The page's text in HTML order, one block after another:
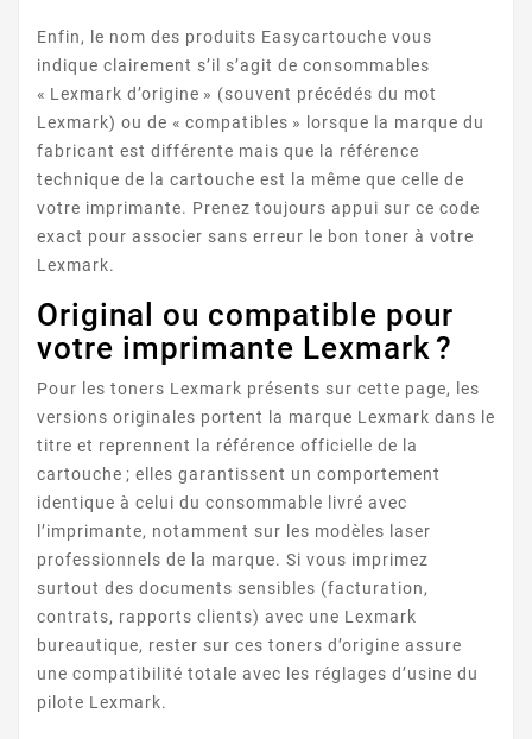
IMPACT
Enfin, le nom des produits Easycartouche vous
indique clairement s’il s’agit de consommables
« Lexmark d’origine » (souvent précédés du mot
Lexmark) ou de « compatibles » lorsque la marque du
fabricant est différente mais que la référence
technique de la cartouche est la même que celle de
votre imprimante. Prenez toujours appui sur ce code
exact pour associer sans erreur le bon toner à votre
Lexmark.
Original ou compatible pour
votre imprimante Lexmark ?
Pour les toners Lexmark présents sur cette page, les
versions originales portent la marque Lexmark dans le
titre et reprennent la référence officielle de la
cartouche ; elles garantissent un comportement
identique à celui du consommable livré avec
l’imprimante, notamment sur les modèles laser
professionnels de la marque. Si vous imprimez
surtout des documents sensibles (facturation,
contrats, rapports clients) avec une Lexmark
bureautique, rester sur ces toners d’origine assure
une compatibilité totale avec les réglages d’usine du
pilote Lexmark.